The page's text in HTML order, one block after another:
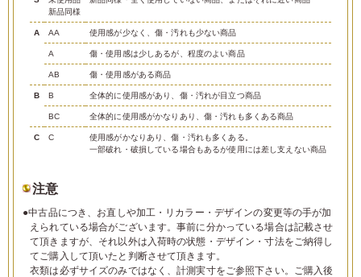
新品同様
A AA 使用感が少なく、傷・汚れも少ない商品
A 傷・使用感は少しあるが、程度のよい商品
AB 傷・使用感がある商品
B B 全体的に使用感があり、傷・汚れが目立つ商品
BC 全体的に使用感がかなりあり、傷・汚れも多くある商品
C C
使用感がかなりあり、傷・汚れも多くある。
一部破れ・破損している場合もあるが使用には差し支えない商品
注意
●中古品につき、お直しや加工・リカラー・デザインの変更等の手が加
えられている場合がございます。事前に分かっている場合は記載させ
て頂きますが、それ以外は入荷時の状態・デザイン・寸法をご納得し
てご購入して頂いたと判断させて頂きます。
衣類は必ずサイズのみではなく、計測実寸をご参照下さい。ご購入後